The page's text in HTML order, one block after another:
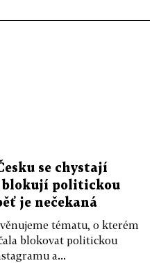
se chystají
blokují politickou
je nečekaná
tématu, o kterém
blokovat politickou
a...